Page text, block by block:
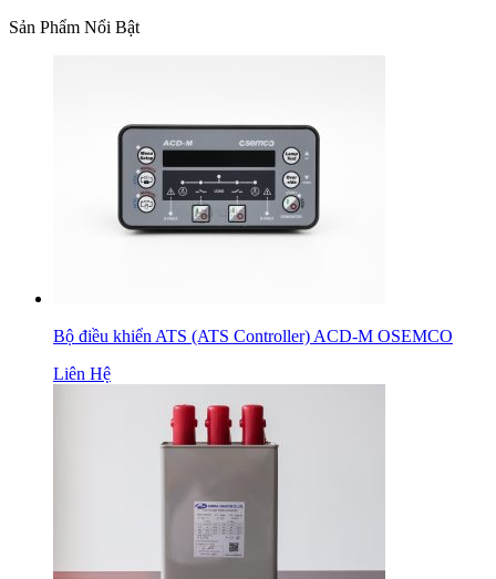
Sản Phẩm Nổi Bật
Bộ điều khiển ATS (ATS Controller) ACD-M OSEMCO
Liên Hệ